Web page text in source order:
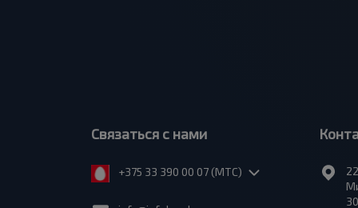
Связаться с нами
+375 33 390 00 07 (МТС)